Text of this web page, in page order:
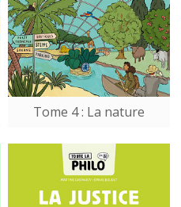
Tome 4 : La nature